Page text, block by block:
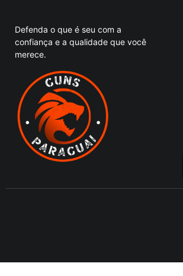
Defenda o que é seu com a
confiança e a qualidade que você
merece.